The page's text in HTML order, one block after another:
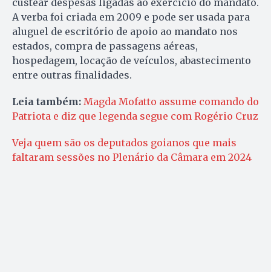
custear despesas ligadas ao exercício do mandato.
A verba foi criada em 2009 e pode ser usada para
aluguel de escritório de apoio ao mandato nos
estados, compra de passagens aéreas,
hospedagem, locação de veículos, abastecimento
entre outras finalidades.
Leia também: Magda Mofatto assume comando do
Patriota e diz que legenda segue com Rogério Cruz
Veja quem são os deputados goianos que mais
faltaram sessões no Plenário da Câmara em 2024